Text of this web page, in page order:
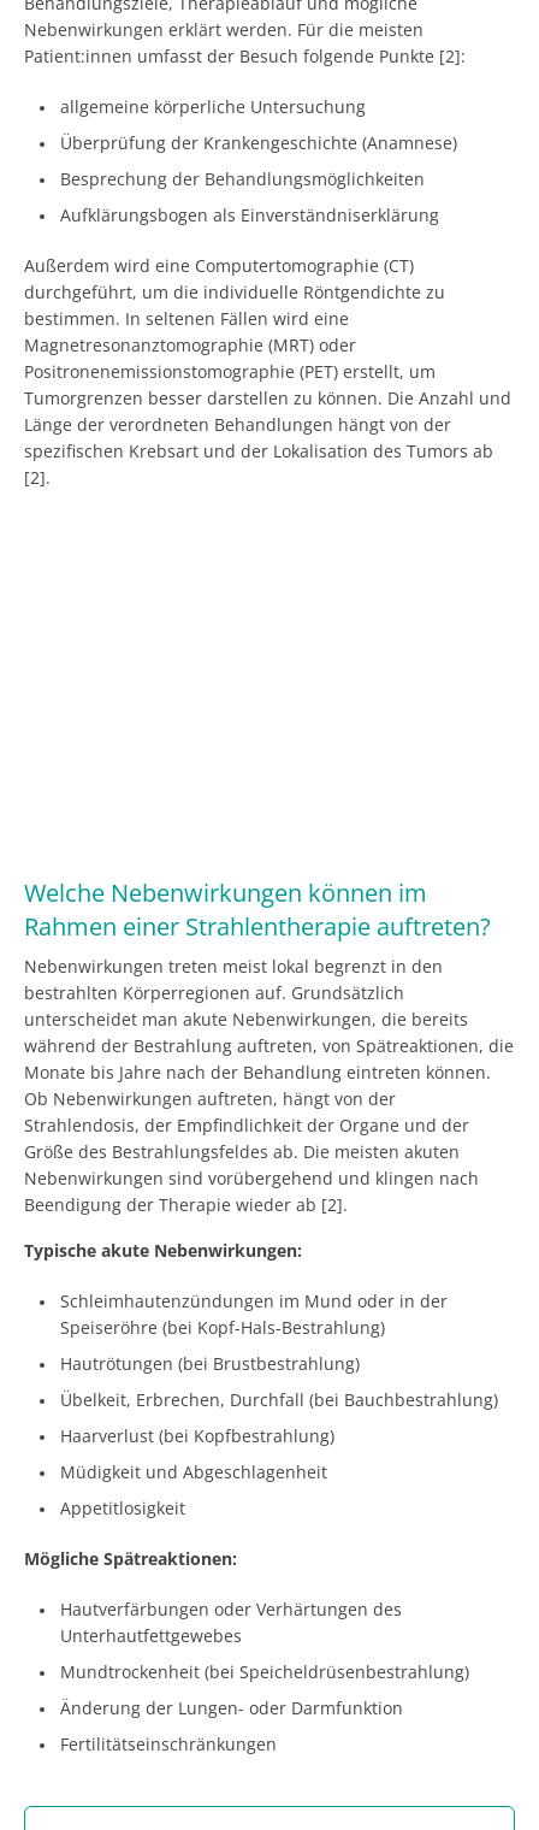
Nebenwirkungen erklärt werden. Für die meisten
Patient:innen umfasst der Besuch folgende Punkte [2]:
allgemeine körperliche Untersuchung
Überprüfung der Krankengeschichte (Anamnese)
Besprechung der Behandlungsmöglichkeiten
Aufklärungsbogen als Einverständniserklärung
Außerdem wird eine Computertomographie (CT)
durchgeführt, um die individuelle Röntgendichte zu
bestimmen. In seltenen Fällen wird eine
Magnetresonanztomographie (MRT) oder
Positronenemissionstomographie (PET) erstellt, um
Tumorgrenzen besser darstellen zu können. Die Anzahl und
Länge der verordneten Behandlungen hängt von der
spezifischen Krebsart und der Lokalisation des Tumors ab
[2].
Welche Nebenwirkungen können im
Rahmen einer Strahlentherapie auftreten?
Nebenwirkungen treten meist lokal begrenzt in den
bestrahlten Körperregionen auf. Grundsätzlich
unterscheidet man akute Nebenwirkungen, die bereits
während der Bestrahlung auftreten, von Spätreaktionen, die
Monate bis Jahre nach der Behandlung eintreten können.
Ob Nebenwirkungen auftreten, hängt von der
Strahlendosis, der Empfindlichkeit der Organe und der
Größe des Bestrahlungsfeldes ab. Die meisten akuten
Nebenwirkungen sind vorübergehend und klingen nach
Beendigung der Therapie wieder ab [2].
Typische akute Nebenwirkungen:
Schleimhautenzündungen im Mund oder in der
Speiseröhre (bei Kopf-Hals-Bestrahlung)
Hautrötungen (bei Brustbestrahlung)
Übelkeit, Erbrechen, Durchfall (bei Bauchbestrahlung)
Haarverlust (bei Kopfbestrahlung)
Müdigkeit und Abgeschlagenheit
Appetitlosigkeit
Mögliche Spätreaktionen:
Hautverfärbungen oder Verhärtungen des
Unterhautfettgewebes
Mundtrockenheit (bei Speicheldrüsenbestrahlung)
Änderung der Lungen- oder Darmfunktion
Fertilitätseinschränkungen